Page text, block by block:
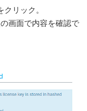
リック。
画面で内容を確認で